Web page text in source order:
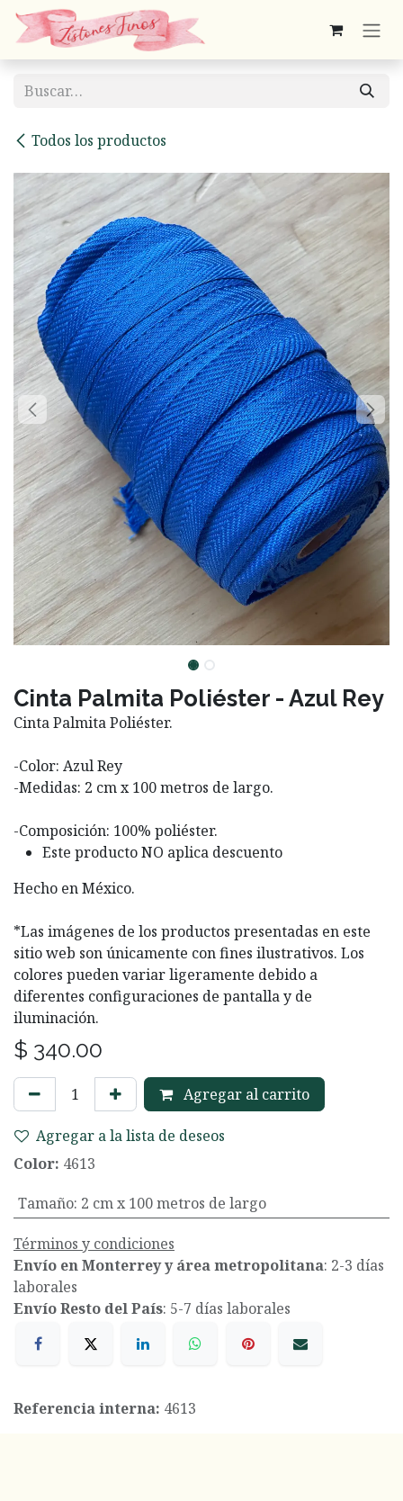
Ir al contenido
Todos los productos
Cinta Palmita Poliéster - Azul Rey
Cinta Palmita Poliéster.
-Color: Azul Rey
-Medidas: 2 cm x 100 metros de largo.
-Composición: 100% poliéster.
Este producto NO aplica descuento
Hecho en México.
*Las imágenes de los productos presentadas en este
sitio web son únicamente con fines ilustrativos. Los
colores pueden variar ligeramente debido a
diferentes configuraciones de pantalla y de
iluminación.
$ 340.00
Agregar al carrito
Agregar a la lista de deseos
Color: 4613
Tamaño: 2 cm x 100 metros de largo
Términos y condiciones
Envío en Monterrey y área metropolitana: 2-3 días
laborales
Envío Resto del País: 5-7 días laborales
Referencia interna: 4613